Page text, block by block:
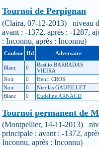
Tournoi de Perpignan
(Claira, 07-12-2013) niveau
avant : -1372, après : -1287,
: Inconnu, après : Inconnu)
Couleur Hd Adversaire
Blanc
0
Basilio BARRADAS
VIEIRA
Noir
0 Henri CROS
Noir
0 Nicolas GAUFILLET
Blanc
0 Eudeline ARNAUD
Tournoi permanent de
(Montpellier, 14-11-2013)
principale : avant : -1372,
Inconnu, après : Inconnu)